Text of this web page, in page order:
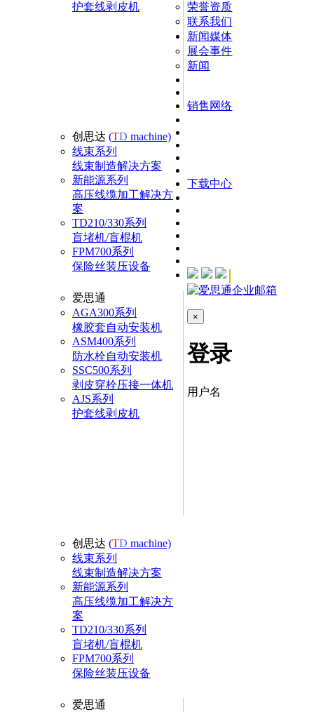
护套线剥皮机
创思达 (TD machine)
线束系列
线束制造解决方案
新能源系列
高压线缆加工解决方
案
TD210/330系列
盲堵机/盲棍机
FPM700系列
保险丝装压设备
爱思通
AGA300系列
橡胶套自动安装机
ASM400系列
防水栓自动安装机
SSC500系列
剥皮穿栓压接一体机
AJS系列
护套线剥皮机
创思达 (TD machine)
线束系列
线束制造解决方案
新能源系列
高压线缆加工解决方
案
TD210/330系列
盲堵机/盲棍机
FPM700系列
保险丝装压设备
爱思通
荣誉资质
联系我们
新闻媒体
展会事件
新闻
销售网络
下载中心
×
登录
用户名